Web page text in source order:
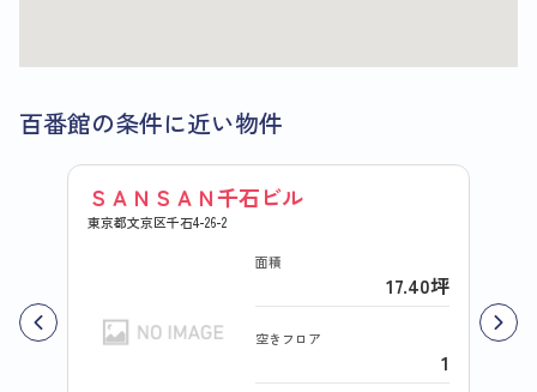
百番館の条件に近い物件
ＳＡＮＳＡＮ千石ビル
東京都文京区千石4-26-2
面積
17.40坪
空きフロア
1